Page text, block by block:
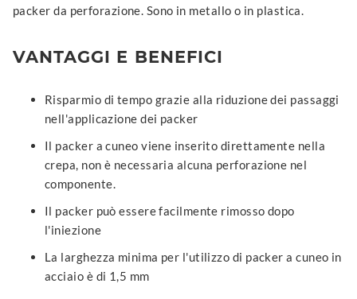
packer da perforazione. Sono in metallo o in plastica.
VANTAGGI E BENEFICI
Risparmio di tempo grazie alla riduzione dei passaggi
nell'applicazione dei packer
Il packer a cuneo viene inserito direttamente nella
crepa, non è necessaria alcuna perforazione nel
componente.
Il packer può essere facilmente rimosso dopo
l'iniezione
La larghezza minima per l'utilizzo di packer a cuneo in
acciaio è di 1,5 mm